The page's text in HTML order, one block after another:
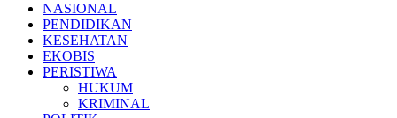
NASIONAL
PENDIDIKAN
KESEHATAN
EKOBIS
PERISTIWA
HUKUM
KRIMINAL